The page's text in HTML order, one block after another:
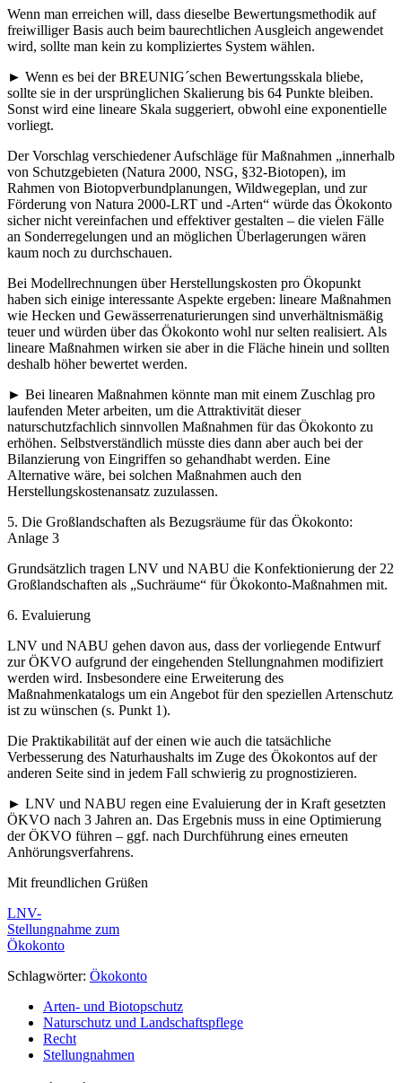
Wenn man erreichen will, dass dieselbe Bewertungsmethodik auf
freiwilliger Basis auch beim baurechtlichen Ausgleich angewendet
wird, sollte man kein zu kompliziertes System wählen.
► Wenn es bei der BREUNIG´schen Bewertungsskala bliebe,
sollte sie in der ursprünglichen Skalierung bis 64 Punkte bleiben.
Sonst wird eine lineare Skala suggeriert, obwohl eine exponentielle
vorliegt.
Der Vorschlag verschiedener Aufschläge für Maßnahmen „innerhalb
von Schutzgebieten (Natura 2000, NSG, §32-Biotopen), im
Rahmen von Biotopverbundplanungen, Wildwegeplan, und zur
Förderung von Natura 2000-LRT und -Arten“ würde das Ökokonto
sicher nicht vereinfachen und effektiver gestalten – die vielen Fälle
an Sonderregelungen und an möglichen Überlagerungen wären
kaum noch zu durchschauen.
Bei Modellrechnungen über Herstellungskosten pro Ökopunkt
haben sich einige interessante Aspekte ergeben: lineare Maßnahmen
wie Hecken und Gewässerrenaturierungen sind unverhältnismäßig
teuer und würden über das Ökokonto wohl nur selten realisiert. Als
lineare Maßnahmen wirken sie aber in die Fläche hinein und sollten
deshalb höher bewertet werden.
► Bei linearen Maßnahmen könnte man mit einem Zuschlag pro
laufenden Meter arbeiten, um die Attraktivität dieser
naturschutzfachlich sinnvollen Maßnahmen für das Ökokonto zu
erhöhen. Selbstverständlich müsste dies dann aber auch bei der
Bilanzierung von Eingriffen so gehandhabt werden. Eine
Alternative wäre, bei solchen Maßnahmen auch den
Herstellungskostenansatz zuzulassen.
5. Die Großlandschaften als Bezugsräume für das Ökokonto:
Anlage 3
Grundsätzlich tragen LNV und NABU die Konfektionierung der 22
Großlandschaften als „Suchräume“ für Ökokonto-Maßnahmen mit.
6. Evaluierung
LNV und NABU gehen davon aus, dass der vorliegende Entwurf
zur ÖKVO aufgrund der eingehenden Stellungnahmen modifiziert
werden wird. Insbesondere eine Erweiterung des
Maßnahmenkatalogs um ein Angebot für den speziellen Artenschutz
ist zu wünschen (s. Punkt 1).
Die Praktikabilität auf der einen wie auch die tatsächliche
Verbesserung des Naturhaushalts im Zuge des Ökokontos auf der
anderen Seite sind in jedem Fall schwierig zu prognostizieren.
► LNV und NABU regen eine Evaluierung der in Kraft gesetzten
ÖKVO nach 3 Jahren an. Das Ergebnis muss in eine Optimierung
der ÖKVO führen – ggf. nach Durchführung eines erneuten
Anhörungsverfahrens.
Mit freundlichen Grüßen
LNV-
Stellungnahme zum
Ökokonto
Schlagwörter: Ökokonto
Arten- und Biotopschutz
Naturschutz und Landschaftspflege
Recht
Stellungnahmen